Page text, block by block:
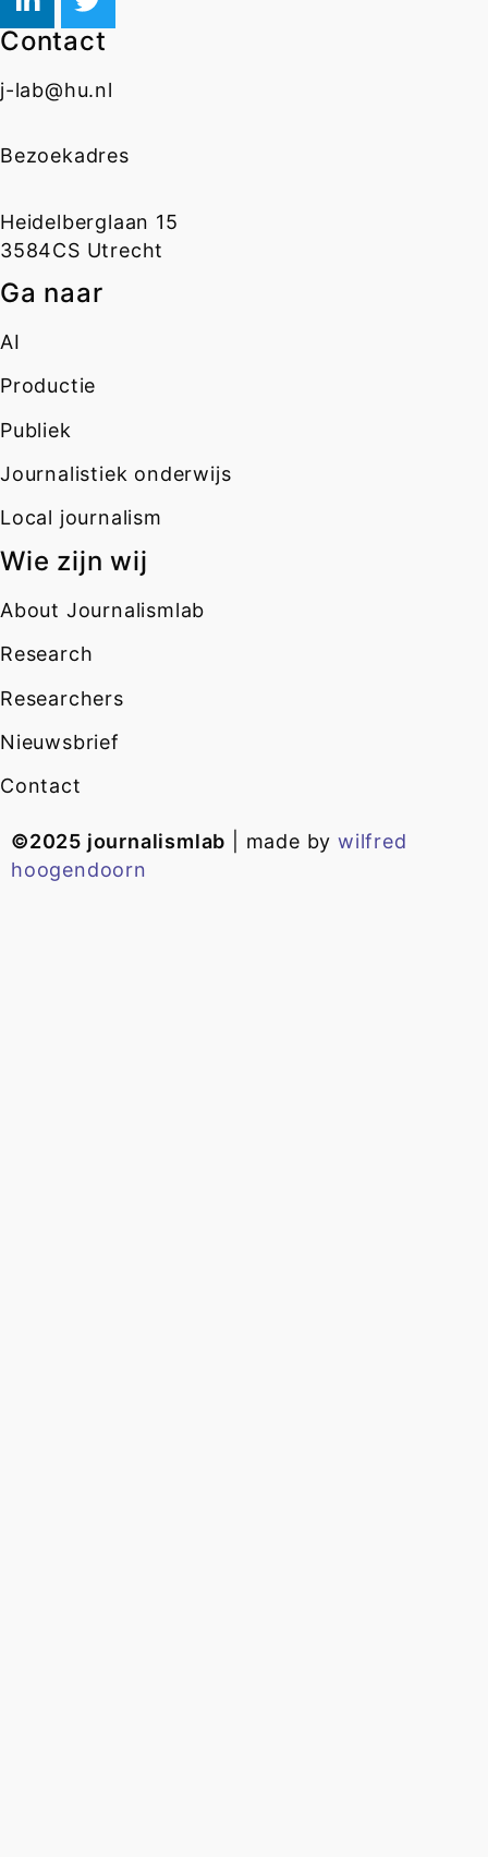
Contact
j-lab@hu.nl
Bezoekadres
Heidelberglaan 15
3584CS Utrecht
Ga naar
AI
Productie
Publiek
Journalistiek onderwijs
Local journalism
Wie zijn wij
About Journalismlab
Research
Researchers
Nieuwsbrief
Contact
©2025 journalismlab | made bywilfred
hoogendoorn